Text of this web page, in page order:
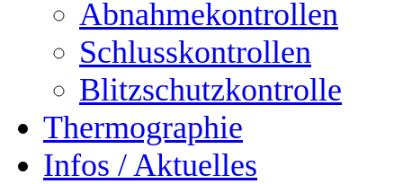
Abnahmekontrollen
Schlusskontrollen
Blitzschutzkontrolle
Thermographie
Infos / Aktuelles